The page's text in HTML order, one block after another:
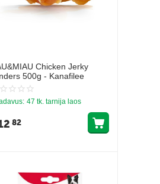
Chicken Jerky
500g - Kanafilee
47 tk. tarnija laos
82